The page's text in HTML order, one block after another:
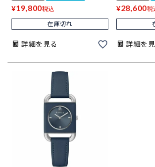
¥19,800税込
在庫切れ
詳細を見る
¥28,600税
詳細を